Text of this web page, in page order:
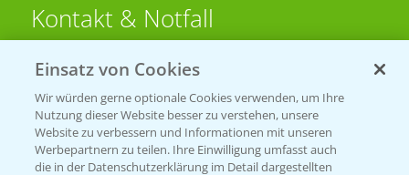
Kontakt & Notfall
Beratung auf WhatsApp
T.+49 (0)174 346 564 1
KONTAKT
Einsatz von Cookies
Wir würden gerne optionale Cookies verwenden, um Ihre
Nutzung dieser Website besser zu verstehen, unsere
Website zu verbessern und Informationen mit unseren
Werbepartnern zu teilen. Ihre Einwilligung umfasst auch
die in der Datenschutzerklärung im Detail dargestellten